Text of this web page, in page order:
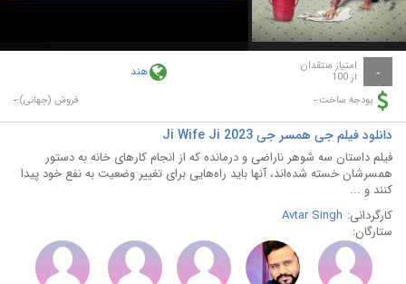
Video
- امتیاز منتقدان
از 100 هند
بودجه ساخت:- فروش (جهانی):-
دانلود فیلم جی همسر جی Ji Wife Ji 2023
فیلم داستان سه شوهر ناراضی و درمانده که از انجام کارهای خانه به دستور
همسرشان خسته شده‌اند، آنها باید راه‌هایی برای تغییر وضعیت به نفع خود پیدا
کنند و ...
کارگردانی: Avtar Singh
ستارگان: